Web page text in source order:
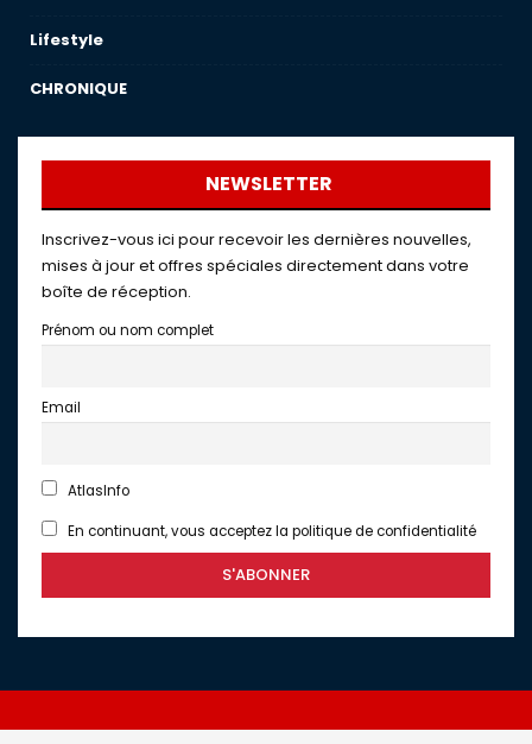
Lifestyle
CHRONIQUE
NEWSLETTER
Inscrivez-vous ici pour recevoir les dernières nouvelles,
mises à jour et offres spéciales directement dans votre
boîte de réception.
Prénom ou nom complet
Email
AtlasInfo
En continuant, vous acceptez la politique de confidentialité